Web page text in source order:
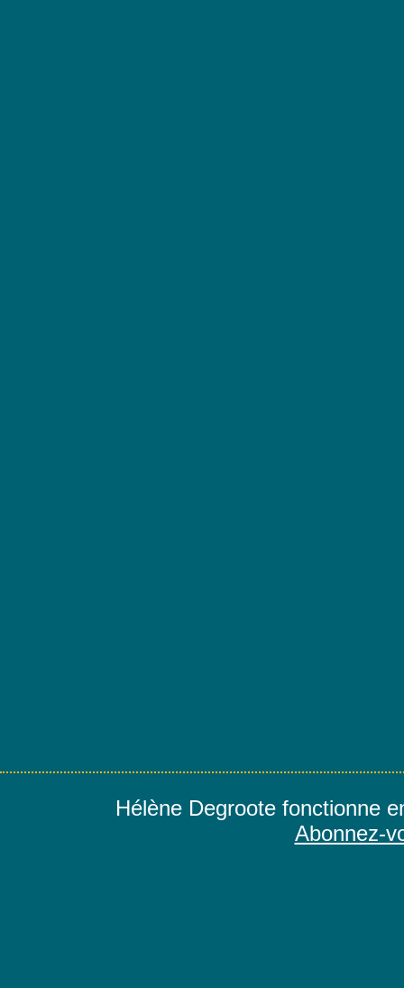
Hélène Degroote fonctionne
Abonnez-